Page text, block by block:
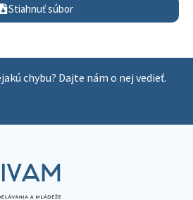
Stiahnuť súbor
chybu? Dajte nám o nej vedieť.